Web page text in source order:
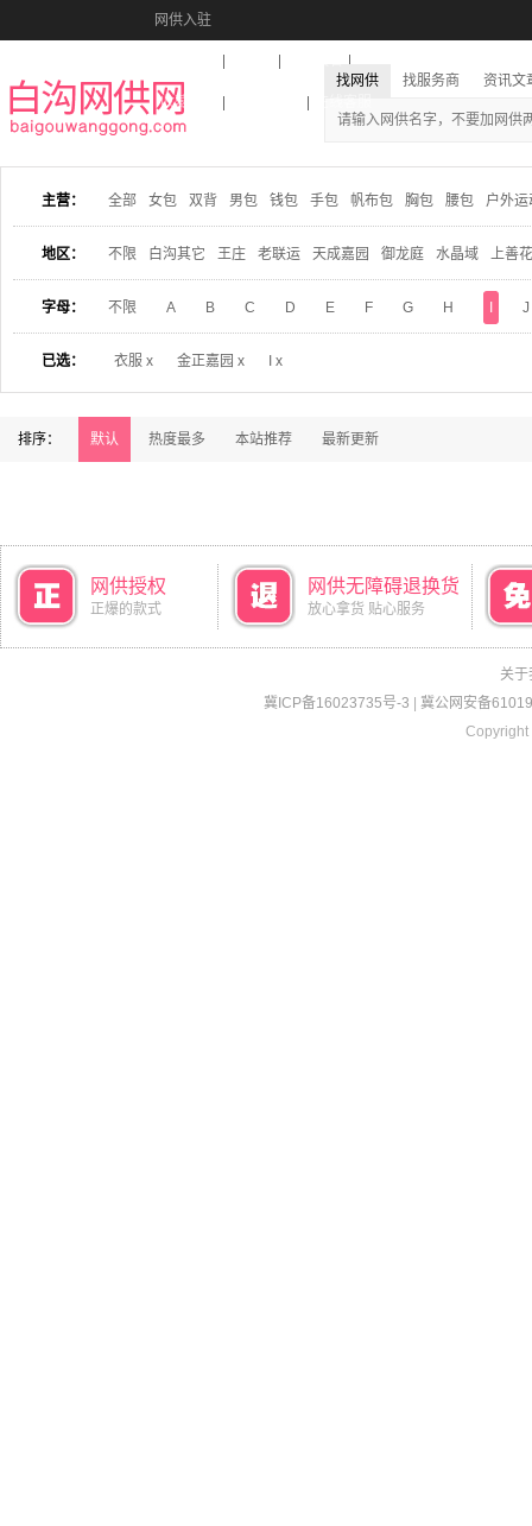
网供入驻
收藏本站
找网供 找服务商 资讯文
主营： 全部 女包 双背 男包 钱包 手包 帆布包 胸包 腰包 户外运
地区： 不限 白沟其它 王庄 老联运 天成嘉园 御龙庭 水晶域 上善
字母： 不限 A B C D E F G H J
已选： 衣服 x 金正嘉园 x I x
排序： 默认 热度最多 本站推荐 最新更新
网供授权
正爆的款式
网供无障碍退换货
放心拿货 贴心服务
关于
冀ICP备16023735号-3
冀公网安备